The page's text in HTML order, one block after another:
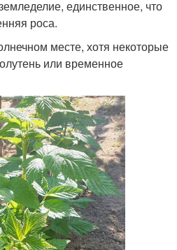
единственное, что
роса.
месте, хотя некоторые
или временное